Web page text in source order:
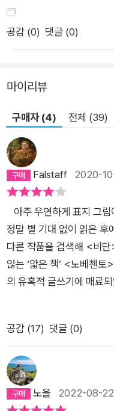
공감 (0) 댓글 (0)
마이리뷰
구매자 (4) 전체 (39)
Falstaff 2020-
아주 우연하게 표지 그
정말 별 기대 없이 읽은 후
다른 작품을 검색해 <비
않는 ‘얇은 책’ <노베첸
의 유혹적 글쓰기에 매료
아들 울티모 파르리가 자
그린 아름다운 소설 <이런
베리아 스텝지역과 바이
평양과 만나면 여기서 다
로 건너가 이시카와, 도야
공감 (17) 댓글 (0)
노을 2022-08-22